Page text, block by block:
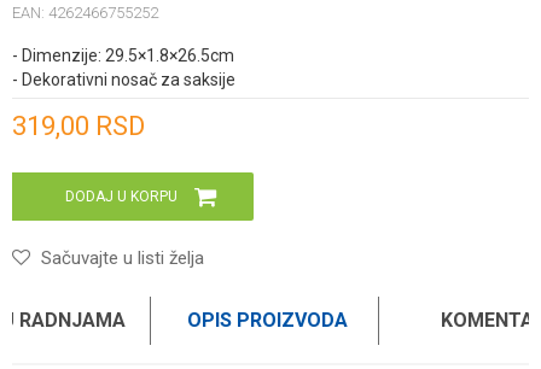
EAN: 4262466755252
- Dimenzije: 29.5×1.8×26.5cm
- Dekorativni nosač za saksije
319,00 RSD
DODAJ U KORPU
Sačuvajte u listi želja
RADNJAMA OPIS PROIZVODA